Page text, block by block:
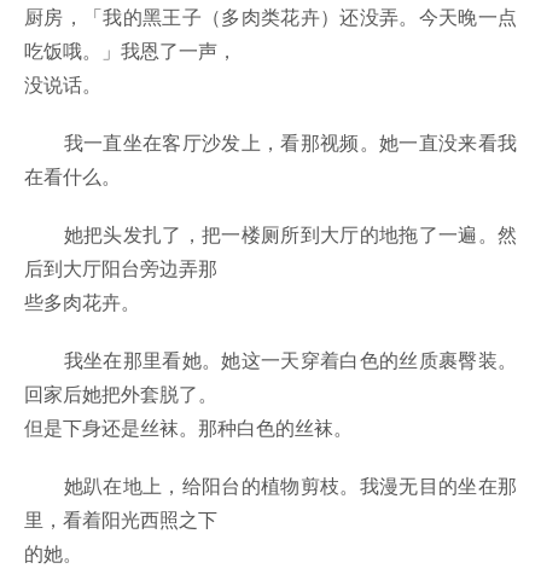
厨房，「我的黑王子（多肉类花卉）还没弄。今天晚一点
吃饭哦。」我恩了一声，
没说话。
我一直坐在客厅沙发上，看那视频。她一直没来看我
在看什么。
她把头发扎了，把一楼厕所到大厅的地拖了一遍。然
后到大厅阳台旁边弄那
些多肉花卉。
我坐在那里看她。她这一天穿着白色的丝质裹臀装。
回家后她把外套脱了。
但是下身还是丝袜。那种白色的丝袜。
她趴在地上，给阳台的植物剪枝。我漫无目的坐在那
里，看着阳光西照之下
的她。